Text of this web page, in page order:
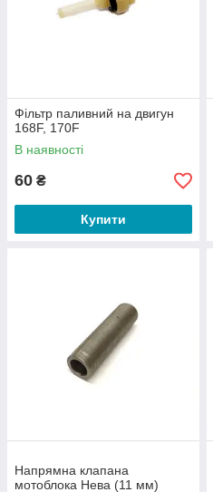
Фільтр паливний на двигун
168F, 170F
В наявності
60 ₴
Купити
Напрямна клапана
мотоблока Нева (11 мм)